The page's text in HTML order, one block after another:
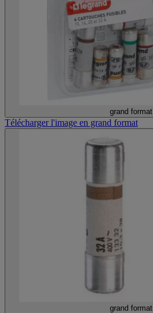
grand format
Télécharger l'image en grand format
grand format